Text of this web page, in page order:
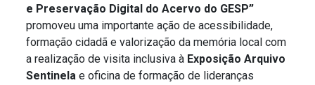
e Preservação Digital do Acervo do GESP”
promoveu uma importante ação de acessibilidade,
formação cidadã e valorização da memória local com
a realização de visita inclusiva à Exposição Arquivo
Sentinela e oficina de formação de lideranças